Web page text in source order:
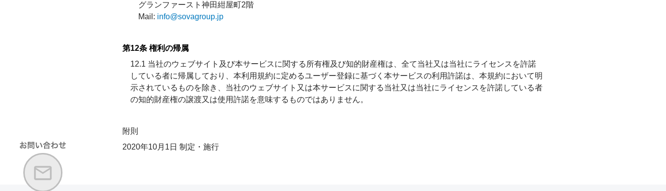
グランファースト神田紺屋町2階
Mail: info@sovagroup.jp
第12条 権利の帰属
12.1 当社のウェブサイト及び本サービスに関する所有権及び知的財産権は、全て当社又は当社にライセンスを許諾
している者に帰属しており、本利用規約に定めるユーザー登録に基づく本サービスの利用許諾は、本規約において明
示されているものを除き、当社のウェブサイト又は本サービスに関する当社又は当社にライセンスを許諾している者
の知的財産権の譲渡又は使用許諾を意味するものではありません。
附則
2020年10月1日 制定・施行